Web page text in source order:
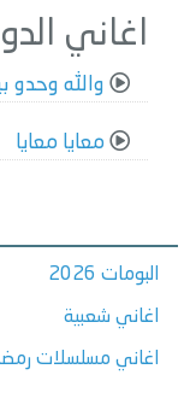
اغاني
والله وحدو
معايا معايا
البومات 2026
اغاني شعبية
اغاني مسلسلات رمضان